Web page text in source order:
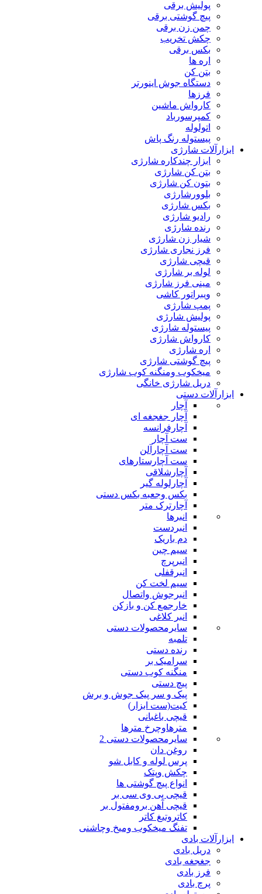
پولیش برقی
پیچ گوشتی برقی
چمن زن برقی
چکش تخریب
بکس برقی
اره ها
بتن کن
دستگاه جوش اینورتر
فرزها
کارواش ماشین
کمپرسورباد
اتولوله
پیستوله رنگ پاش
ابزارآلات شارژی
ابزار چندکاره شارژی
بتن کن شارژی
بتون کن شارژی
بلوورشارژی
بکس شارژی
رادیو شارژی
رنده شارژی
شیار زن شارژی
فرز نجاری شارژی
قیچی شارژی
لوله بر شارژی
مینی فرز شارژی
ویبراتور کاشی
پمپ شارژی
پولیش شارژی
پیستوله شارژی
کارواش شارژی
اره شارژی
پیچ گوشتی شارژی
میخکوب ومنگنه کوب شارژی
دریل شارژی خانگی
ابزارآلات دستی
آچار
آچار جغجغه ای
آچارفرانسه
ست آچار
ست آچارآلن
ست آچارستارهای
آچارشلاقی
آچارلوله گیر
بکس وجعبه بکس دستی
آچارترک متر
انبرها
انبردست
دم باریک
سیم چین
انبرپرچ
انبرقفلی
سیم لخت کن
انبرجوش واتصال
خارجمع کن و بازکن
انبر کلاغی
سایرمحصولات دستی
تلمبه
رنده دستی
سرامیک بر
منگنه کوب دستی
پیچ دستی
پیک و سر پیک جوش و برش
کیت(ست ابزار)
قیچی باغبانی
مترهاوچرخ مترها
سایرمحصولات دستی 2
روغن دان
پرس لوله و کابل شو
چکش وپتک
انواع پیچ گوشتی ها
قیچی پی وی سی بر
قیچی آهن برومفتول بر
کاتروتیغ کاتر
تفنگ میخکوب ومیخ وچاشنی
ابزارآلات بادی
دریل بادی
جغجغه بادی
فرز بادی
پرچ بادی